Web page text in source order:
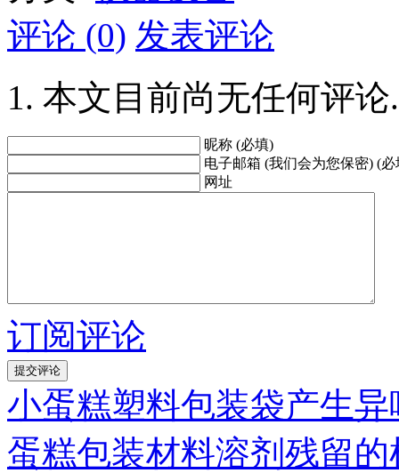
评论 (0) 发表评论
本文目前尚无任何评论.
昵称 (必填)
电子邮箱 (我们会为您保密) (必
网址
订阅评论
小蛋糕塑料包装袋产生
蛋糕包装材料溶剂残留的